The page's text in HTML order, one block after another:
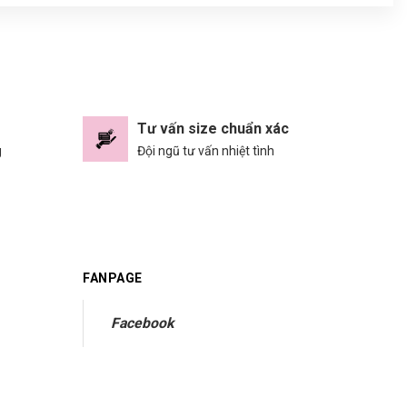
Tư vấn size chuẩn xác
Đội ngũ tư vấn nhiệt tình
FANPAGE
Facebook